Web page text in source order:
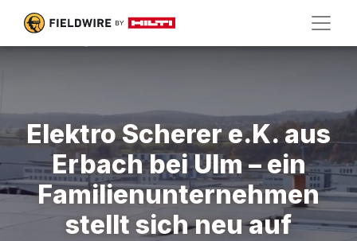
Elektro Scherer e.K. aus
Erbach bei Ulm – ein
Familienunternehmen
stellt sich neu auf